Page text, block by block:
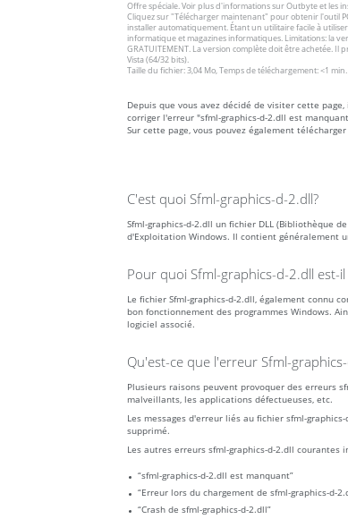
Offre spéciale. Voir plus d'informations surOutbyteet les
Cliquez sur"Télécharger maintenant" pour obtenir l'outil
installer automatiquement. Étant un utilitaire facile à
informatique et magazines informatiques. Limitations: la
GRATUITEMENT. La version complète doit être achetée. Il
Vista (64/32 bits).
Taille du fichier: 3,04 Mo, Temps de téléchargement: <1
Depuis que vous avez décidé de visiter cette
corriger l'erreur "sfml-graphics-d-2.dll est
Sur cette page, vous pouvez également
C'est quoi Sfml-graphics-d-2.dll?
Sfml-graphics-d-2.dll un fichier DLL (Bibliothèque
d'Exploitation Windows. Il contient généralement
Pour quoi Sfml-graphics-d-2.dll est-il
Le fichier Sfml-graphics-d-2.dll, également connu
bon fonctionnement des programmes Windows.
logiciel associé.
Qu'est-ce que l'erreur Sfml-
Plusieurs raisons peuvent provoquer des erreurs
malveillants, les applications défectueuses, etc.
Les messages d'erreur liés au fichier sfml-
supprimé.
Les autres erreurs sfml-graphics-d-2.dll courantes
“sfml-graphics-d-2.dll est manquant”
“Erreur lors du chargement de sfml-graphics-d-
“Crash de sfml-graphics-d-2.dll”